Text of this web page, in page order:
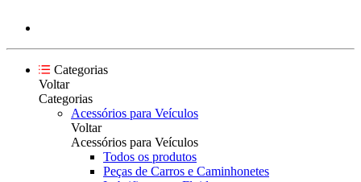
Categorias
Voltar
Categorias
Acessórios para Veículos
Voltar
Acessórios para Veículos
Todos os produtos
Peças de Carros e Caminhonetes